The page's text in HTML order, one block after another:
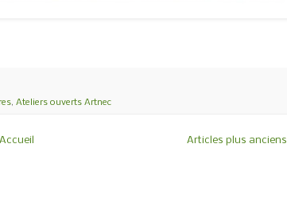
, Ateliers ouverts Artnec
Articles plus anciens
Accueil